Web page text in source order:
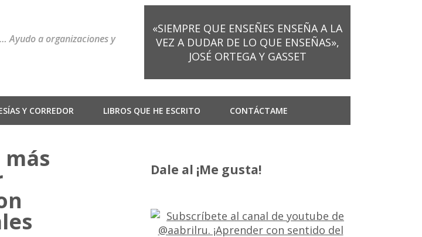
Ayudo a organizaciones y
«SIEMPRE QUE ENSEÑES ENSEÑA A LA
VEZ A DUDAR DE LO QUE ENSEÑAS»,
JOSÉ ORTEGA Y GASSET
Y CORREDOR LIBROS QUE HE ESCRITO CONTÁCTAME
Dale al ¡Me gusta!